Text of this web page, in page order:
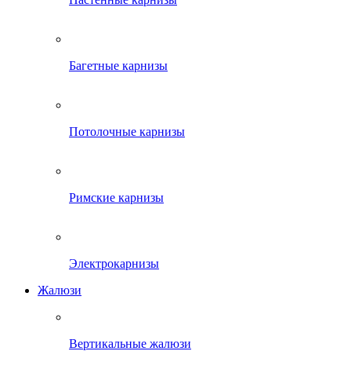
Багетные карнизы
Потолочные карнизы
Римские карнизы
Электрокарнизы
Жалюзи
Вертикальные жалюзи